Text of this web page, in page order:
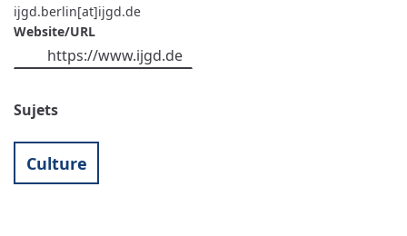
ijgd.berlin[at]ijgd.de
Website/URL
https://www.ijgd.de
Sujets
Culture